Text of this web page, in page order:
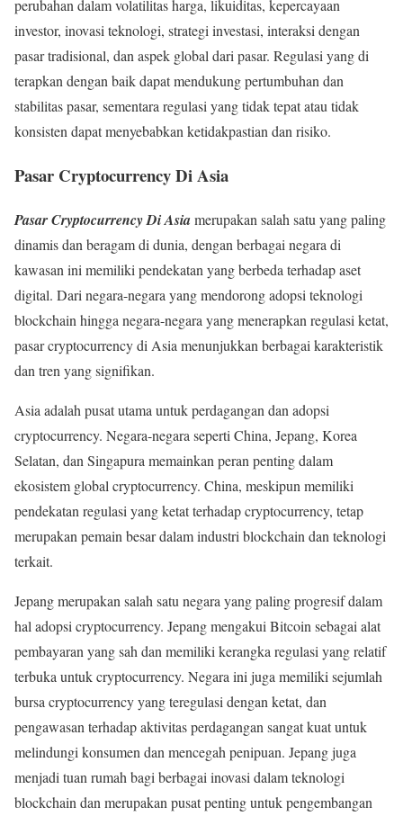
perubahan dalam volatilitas harga, likuiditas, kepercayaan
investor, inovasi teknologi, strategi investasi, interaksi dengan
pasar tradisional, dan aspek global dari pasar. Regulasi yang di
terapkan dengan baik dapat mendukung pertumbuhan dan
stabilitas pasar, sementara regulasi yang tidak tepat atau tidak
konsisten dapat menyebabkan ketidakpastian dan risiko.
Pasar Cryptocurrency Di Asia
Pasar Cryptocurrency Di Asiamerupakan salah satu yang paling
dinamis dan beragam di dunia, dengan berbagai negara di
kawasan ini memiliki pendekatan yang berbeda terhadap aset
digital. Dari negara-negara yang mendorong adopsi teknologi
blockchain hingga negara-negara yang menerapkan regulasi ketat,
pasar cryptocurrency di Asia menunjukkan berbagai karakteristik
dan tren yang signifikan.
Asia adalah pusat utama untuk perdagangan dan adopsi
cryptocurrency. Negara-negara seperti China, Jepang, Korea
Selatan, dan Singapura memainkan peran penting dalam
ekosistem global cryptocurrency. China, meskipun memiliki
pendekatan regulasi yang ketat terhadap cryptocurrency, tetap
merupakan pemain besar dalam industri blockchain dan teknologi
terkait.
Jepang merupakan salah satu negara yang paling progresif dalam
hal adopsi cryptocurrency. Jepang mengakui Bitcoin sebagai alat
pembayaran yang sah dan memiliki kerangka regulasi yang relatif
terbuka untuk cryptocurrency. Negara ini juga memiliki sejumlah
bursa cryptocurrency yang teregulasi dengan ketat, dan
pengawasan terhadap aktivitas perdagangan sangat kuat untuk
melindungi konsumen dan mencegah penipuan. Jepang juga
menjadi tuan rumah bagi berbagai inovasi dalam teknologi
blockchain dan merupakan pusat penting untuk pengembangan